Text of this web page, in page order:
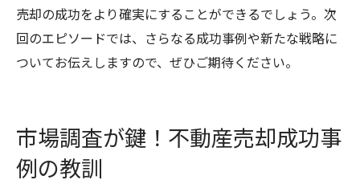
売却の成功をより確実にすることができるでしょう。次
回のエピソードでは、さらなる成功事例や新たな戦略に
ついてお伝えしますので、ぜひご期待ください。
市場調査が鍵！不動産売却成功事
例の教訓